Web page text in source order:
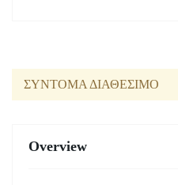
ΣΥΝΤΟΜΑ ΔΙΑΘΕΣΙΜΟ
Overview